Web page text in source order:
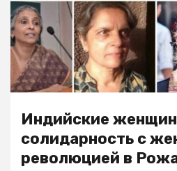
Индийские
солидарность с
революцией в